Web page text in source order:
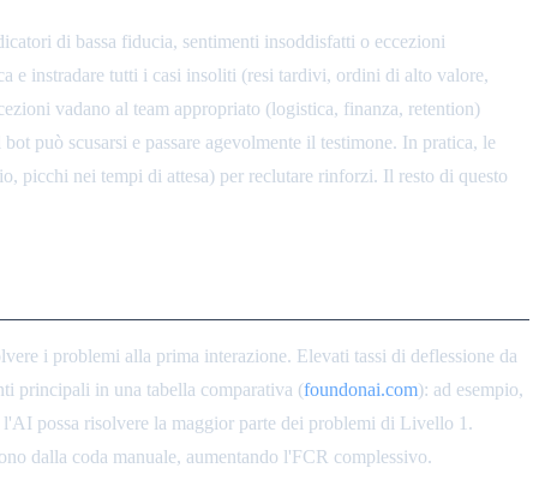
di bassa fiducia, sentimenti insoddisfatti o eccezioni
e instradare tutti i casi insoliti (resi tardivi, ordini di alto valore,
vadano al team appropriato (logistica, finanza, retention)
può scusarsi e passare agevolmente il testimone. In pratica, le
picchi nei tempi di attesa) per reclutare rinforzi. Il resto di questo
i problemi alla prima interazione. Elevati tassi di deflessione da
principali in una tabella comparativa (foundonai.com): ad esempio,
possa risolvere la maggior parte dei problemi di Livello 1.
dalla coda manuale, aumentando l'FCR complessivo.